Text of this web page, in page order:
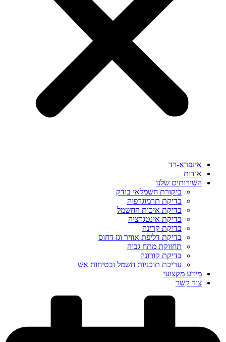
אינפרא-רד
אודות
השירותים שלנו
ביקורת חשמלאי בודק
בדיקת תרמוגרפיה
בדיקת איכות החשמל
בדיקת אינטגרציה
בדיקת קרינה
בדיקת דליפת אוויר וגז דחוס
תחזוקת מתח גבוה
בדיקת קורונה
עריכת תוכניות חשמל ובטיחות אש
מידע מקצועי
צור קשר